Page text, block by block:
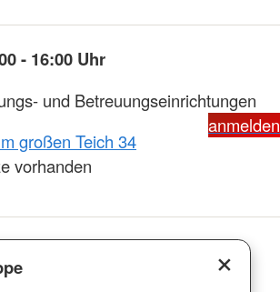
- 16:00 Uhr
und Betreuungseinrichtungen
anmelden
großen Teich 34
vorhanden